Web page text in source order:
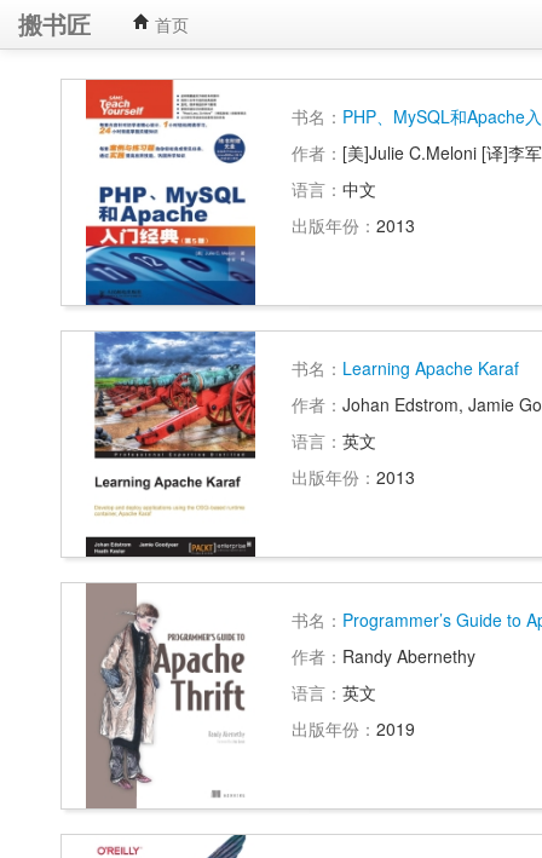
搬书匠 首页
书名： PHP、MySQL和Apache
作者： [美]Julie C.Meloni [译]李军
语言： 中文
出版年份： 2013
书名： Learning Apache Karaf
作者： Johan Edstrom, Jamie
语言： 英文
出版年份： 2013
书名： Programmer’s Guide to
作者： Randy Abernethy
语言： 英文
出版年份： 2019